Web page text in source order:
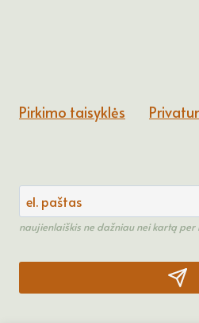
Pirkimo taisyklės
naujienlaiškis ne dažniau nei kartą per